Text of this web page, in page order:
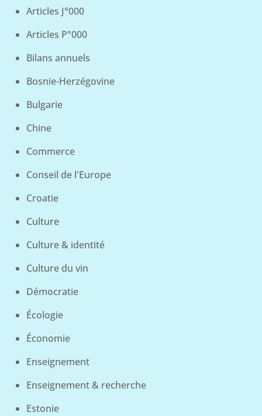
Articles J°000
Articles P°000
Bilans annuels
Bosnie-Herzégovine
Bulgarie
Chine
Commerce
Conseil de l'Europe
Croatie
Culture
Culture & identité
Culture du vin
Démocratie
Écologie
Économie
Enseignement
Enseignement & recherche
Estonie